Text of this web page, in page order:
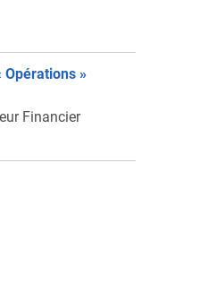
Opérations »
Financier